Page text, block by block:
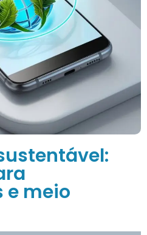
e meio